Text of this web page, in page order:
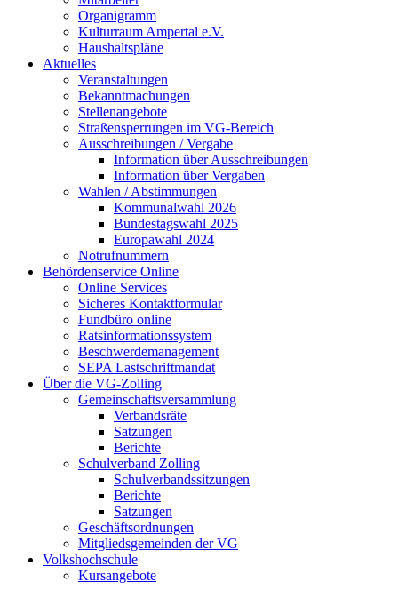
Organigramm
Kulturraum Ampertal e.V.
Haushaltspläne
Aktuelles
Veranstaltungen
Bekanntmachungen
Stellenangebote
Straßensperrungen im VG-Bereich
Ausschreibungen / Vergabe
Information über Ausschreibungen
Information über Vergaben
Wahlen / Abstimmungen
Kommunalwahl 2026
Bundestagswahl 2025
Europawahl 2024
Notrufnummern
Behördenservice Online
Online Services
Sicheres Kontaktformular
Fundbüro online
Ratsinformationssystem
Beschwerdemanagement
SEPA Lastschriftmandat
Über die VG-Zolling
Gemeinschaftsversammlung
Verbandsräte
Satzungen
Berichte
Schulverband Zolling
Schulverbandssitzungen
Berichte
Satzungen
Geschäftsordnungen
Mitgliedsgemeinden der VG
Volkshochschule
Kursangebote